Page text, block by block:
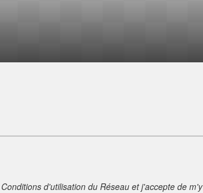
d'utilisation du Réseau et j'accepte de m'y